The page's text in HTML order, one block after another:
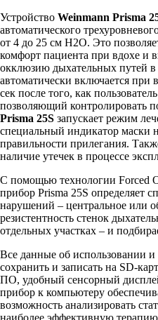
Устройство Weinmann Prisma
автоматического
от 4 до 25 см Н2О. Это
комфорт пациента при вдохе и
окклюзию дыхательных путей
автоматически включается при
сек после того, как
позволяющий контролировать
Prisma 25S запускает режим
специальный индикатор маски
правильности прилегания.
наличие утечек в процессе
С помощью технологии Forced
прибор Prisma 25S определяет
нарушений – центральное или
резистентность стенок
отдельных участках – и
Все данные об использовании
сохранить и записать на SD-
ПО, удобный сенсорный
прибор к компьютеру
возможность анализировать
наиболее эффективную